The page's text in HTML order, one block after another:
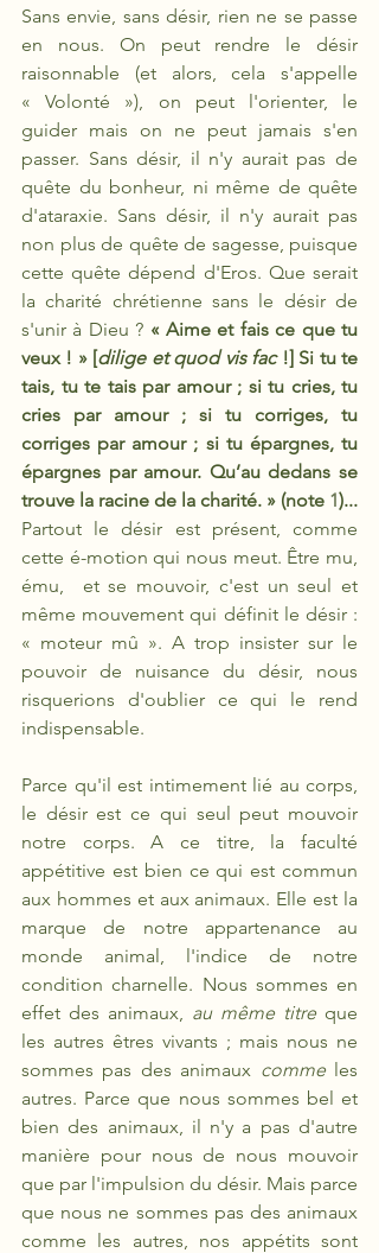
Sans envie, sans désir, rien ne se passe
en nous. On peut rendre le désir
raisonnable (et alors, cela s'appelle
« Volonté »), on peut l'orienter, le
guider mais on ne peut jamais s'en
passer. Sans désir, il n'y aurait pas de
quête du bonheur, ni même de quête
d'ataraxie. Sans désir, il n'y aurait pas
non plus de quête de sagesse, puisque
cette quête dépend d'Eros. Que serait
la charité chrétienne sans le désir de
s'unir à Dieu ? « Aime et fais ce que tu
veux ! » [dilige et quod vis fac !] Si tu te
tais, tu te tais par amour ; si tu cries, tu
cries par amour ; si tu corriges, tu
corriges par amour ; si tu épargnes, tu
épargnes par amour. Qu’au dedans se
trouve la racine de la charité. » (note 1
Partout le désir est présent, comme
cette é-motion qui nous meut. Être mu,
ému,  et se mouvoir, c'est un seul et
même mouvement qui définit le désir :
« moteur mû ». A trop insister sur le
pouvoir de nuisance du désir, nous
risquerions d'oublier ce qui le rend
indispensable.
Parce qu'il est intimement lié au corps,
le désir est ce qui seul peut mouvoir
notre corps. A ce titre, la faculté
appétitive est bien ce qui est commun
aux hommes et aux animaux. Elle est la
marque de notre appartenance au
monde animal, l'indice de notre
condition charnelle. Nous sommes en
effet des animaux, au même titre que
les autres êtres vivants ; mais nous ne
sommes pas des animaux comme les
autres. Parce que nous sommes bel et
bien des animaux, il n'y a pas d'autre
manière pour nous de nous mouvoir
que par l'impulsion du désir. Mais parce
que nous ne sommes pas des animaux
comme les autres, nos appétits sont